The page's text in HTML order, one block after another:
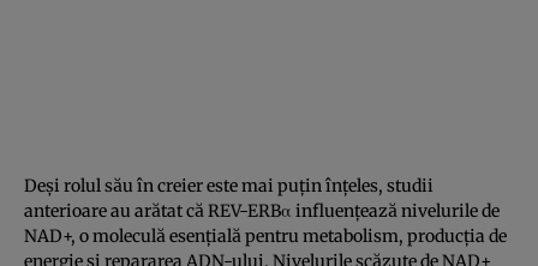
Deși rolul său în creier este mai puțin înțeles, studii
anterioare au arătat că REV-ERBα influențează nivelurile de
NAD+, o moleculă esențială pentru metabolism, producția de
energie și repararea ADN-ului. Nivelurile scăzute de NAD+